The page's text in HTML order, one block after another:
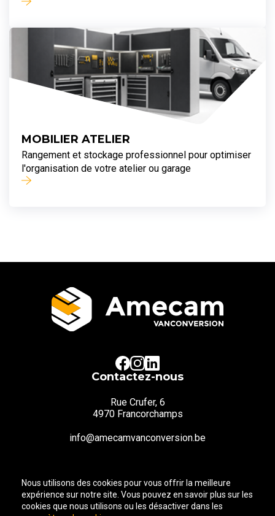
MOBILIER ATELIER
Rangement et stockage professionnel pour optimiser
l'organisation de votre atelier ou garage
Contactez-nous
Rue Crufer, 6
4970 Francorchamps
info@amecamvanconversion.be
CONTACTEZ-NOUS
Nous utilisons des cookies pour vous offrir la meilleure
expérience sur notre site. Vous pouvez en savoir plus sur les
cookies que nous utilisons ou les désactiver dans les